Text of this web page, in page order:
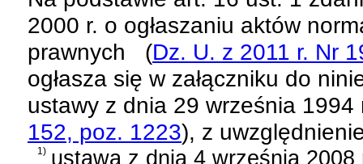
2000 r. o ogłaszaniu aktów
prawnych
(Dz. U. z 2011 r. Nr
ogłasza się w załączniku do
ustawy z dnia 29 września 1994
152, poz. 1223), z
1) ustawą z dnia 4 września